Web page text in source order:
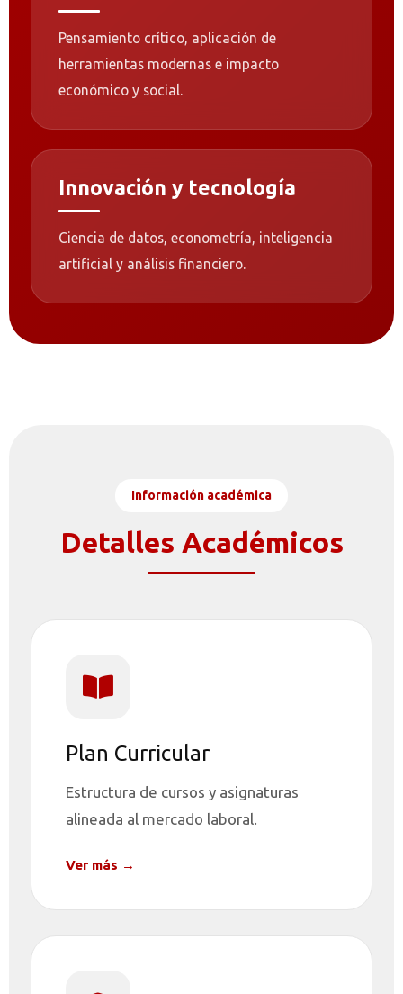
Pensamiento crítico, aplicación de
herramientas modernas e impacto
económico y social.
Innovación y tecnología
Ciencia de datos, econometría, inteligencia
artificial y análisis financiero.
Información académica
Detalles Académicos
Plan Curricular
Estructura de cursos y asignaturas
alineada al mercado laboral.
Ver más →